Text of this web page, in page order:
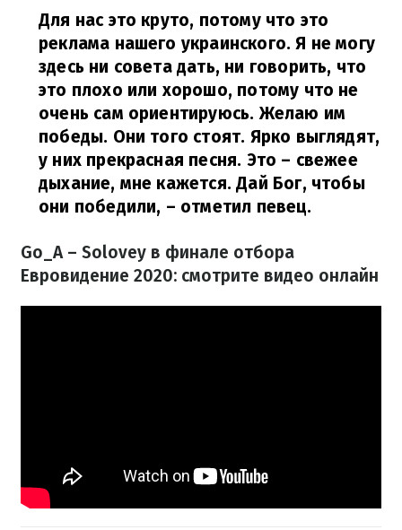
Для нас это круто, потому что это
реклама нашего украинского. Я не могу
здесь ни совета дать, ни говорить, что
это плохо или хорошо, потому что не
очень сам ориентируюсь. Желаю им
победы. Они того стоят. Ярко выглядят,
у них прекрасная песня. Это – свежее
дыхание, мне кажется. Дай Бог, чтобы
они победили, – отметил певец.
Go_A – Solovey в финале отбора
Евровидение 2020: смотрите видео онлайн